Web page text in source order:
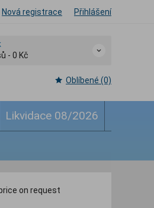
Nová registrace Přihlášení
- 0 Kč
Oblíbené (0)
Likvidace 08/2026
on request